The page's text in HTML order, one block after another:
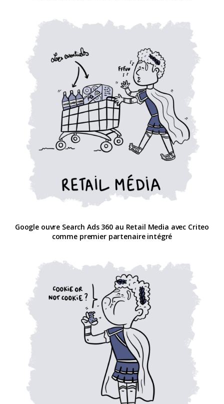
Google ouvre Search Ads 360 au Retail Media avec Criteo
comme premier partenaire intégré